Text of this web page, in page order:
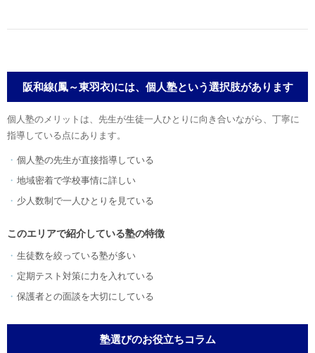
阪和線(鳳～東羽衣)には、個人塾という選択肢があります
個人塾のメリットは、先生が生徒一人ひとりに向き合いながら、丁寧に
指導している点にあります。
個人塾の先生が直接指導している
地域密着で学校事情に詳しい
少人数制で一人ひとりを見ている
このエリアで紹介している塾の特徴
生徒数を絞っている塾が多い
定期テスト対策に力を入れている
保護者との面談を大切にしている
塾選びのお役立ちコラム